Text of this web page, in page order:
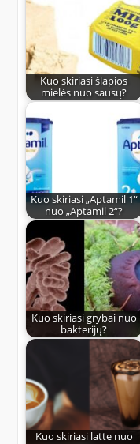
Kuo skiriasi šlapios
mielės nuo sausų?
Kuo skiriasi „Aptamil 1“
nuo „Aptamil 2“?
Kuo skiriasi grybai nuo
bakterijų?
Kuo skiriasi latte nuo